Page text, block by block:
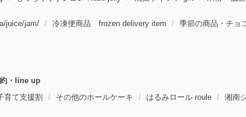
juice/jam/ 冷凍便商品 frozen delivery item 季節の商品・チョ
・line up
育て支援割
その他のホールケーキ はるみロール roule 湘南